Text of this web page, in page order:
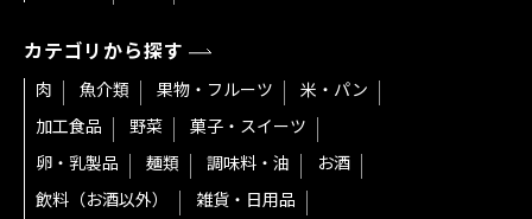
カテゴリから探す
肉 魚介類 果物・フルーツ
米・パン
加工食品
野菜
菓子・スイーツ
卵・乳製品
麺類 調味料・油
お酒
飲料（お酒以外）
雑貨・日用品